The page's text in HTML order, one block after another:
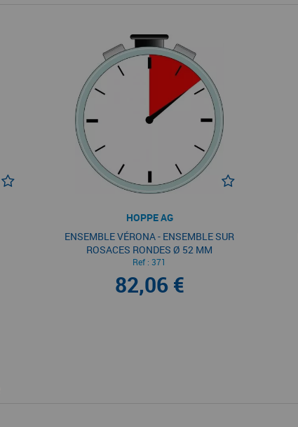
HOPPE AG
ENSEMBLE VÉRONA - ENSEMBLE SUR
ROSACES RONDES Ø 52 MM
Ref : 371
82,06 €